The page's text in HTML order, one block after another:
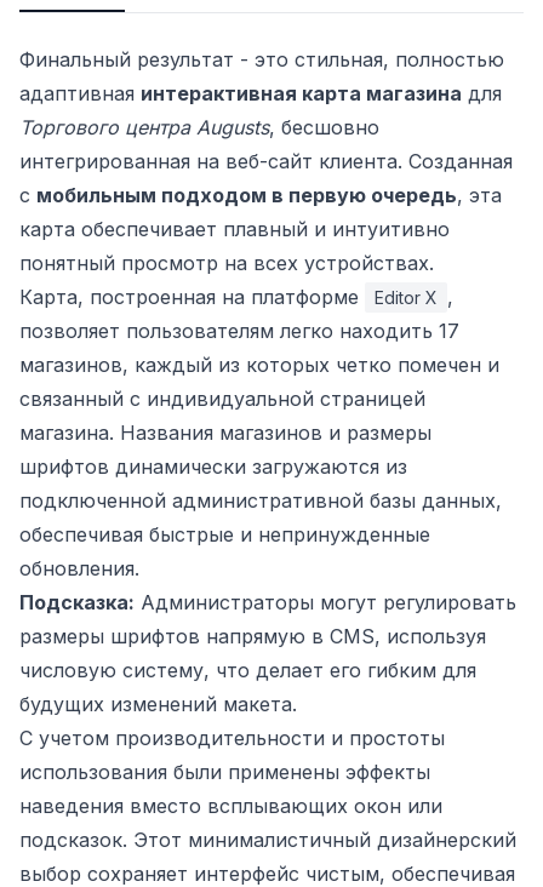
Финальный результат - это стильная, полностью
адаптивная интерактивная карта магазина для
Торгового центра Augusts, бесшовно
интегрированная на веб-сайт клиента. Созданная
с мобильным подходом в первую очередь, эта
карта обеспечивает плавный и интуитивно
понятный просмотр на всех устройствах.
Карта, построенная на платформе
Editor X ,
позволяет пользователям легко находить 17
магазинов, каждый из которых четко помечен и
связанный с индивидуальной страницей
магазина. Названия магазинов и размеры
шрифтов динамически загружаются из
подключенной административной базы данных,
обеспечивая быстрые и непринужденные
обновления.
Подсказка: Администраторы могут регулировать
размеры шрифтов напрямую в CMS, используя
числовую систему, что делает его гибким для
будущих изменений макета.
С учетом производительности и простоты
использования были применены эффекты
наведения вместо всплывающих окон или
подсказок. Этот минималистичный дизайнерский
выбор сохраняет интерфейс чистым, обеспечивая